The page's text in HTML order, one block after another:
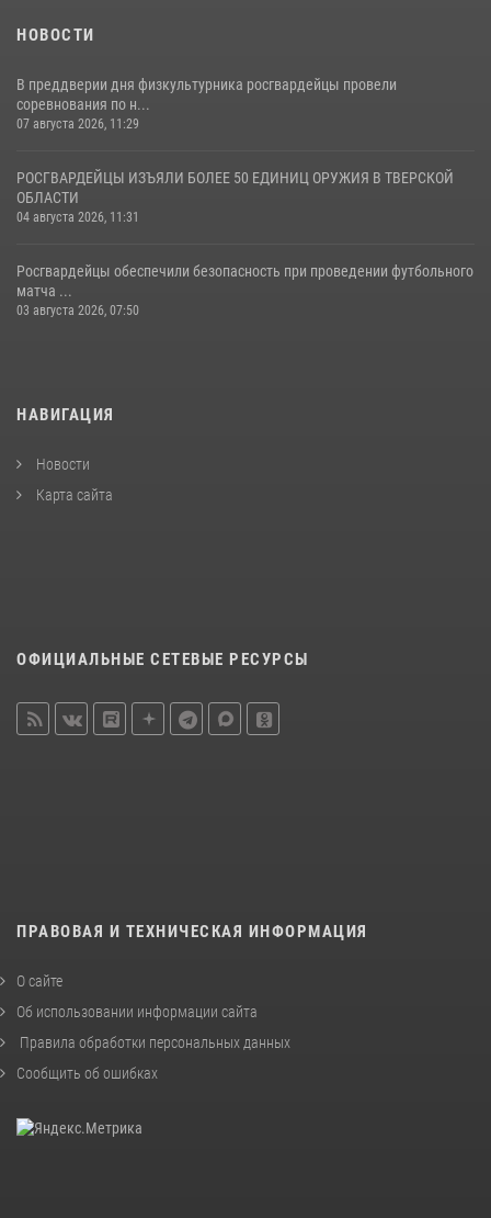
НОВОСТИ
В преддверии дня физкультурника росгвардейцы провели
соревнования по н...
07 августа 2026, 11:29
РОСГВАРДЕЙЦЫ ИЗЪЯЛИ БОЛЕЕ 50 ЕДИНИЦ ОРУЖИЯ В ТВЕРСКОЙ
ОБЛАСТИ
04 августа 2026, 11:31
Росгвардейцы обеспечили безопасность при проведении футбольного
матча ...
03 августа 2026, 07:50
НАВИГАЦИЯ
Новости
Карта сайта
ОФИЦИАЛЬНЫЕ СЕТЕВЫЕ РЕСУРСЫ
ПРАВОВАЯ И ТЕХНИЧЕСКАЯ ИНФОРМАЦИЯ
О сайте
Об использовании информации сайта
Правила обработки персональных данных
Сообщить об ошибках